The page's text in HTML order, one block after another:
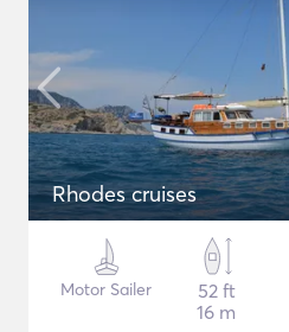
Rhodes cruises
Motor Sailer
52 ft
16 m